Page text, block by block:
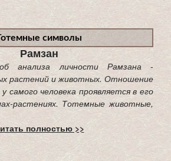
символы
Рамзан
анализа личности Рамзана -
растений и животных. Отношение
самого человека проявляется в его
растениях. Тотемные животные,
полностью >>